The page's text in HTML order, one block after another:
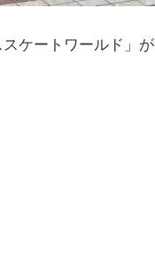
ケートワールド」が